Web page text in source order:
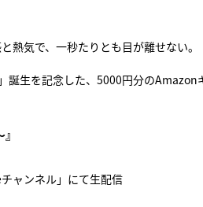
熱気で、一秒たりとも目が離せない。
誕生を記念した、5000円分のAmazon
ャンネル」にて生配信